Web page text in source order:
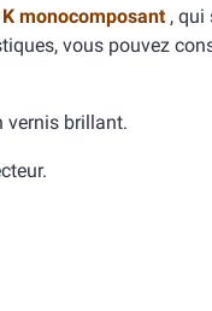
monocomposant , qui
vous pouvez
vernis brillant.